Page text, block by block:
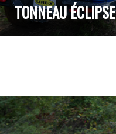
TONNEAU ÉCLIPSE